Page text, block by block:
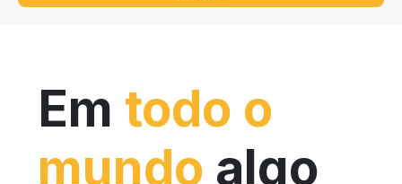
Em todo o
mundo algo